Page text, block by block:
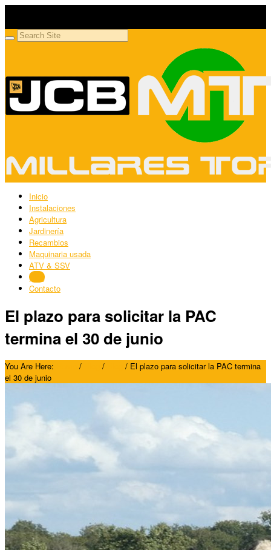
Inicio
Instalaciones
Agricultura
Jardinería
Recambios
Maquinaria usada
ATV & SSV
Blog
Contacto
El plazo para solicitar la PAC
termina el 30 de junio
You Are Here: / / / El plazo para solicitar la PAC termina
el 30 de junio